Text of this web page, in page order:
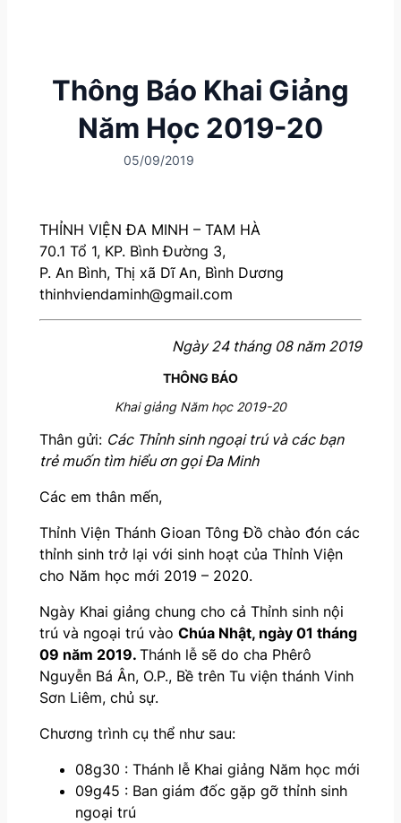
Thông Báo Khai Giảng
Năm Học 2019-20
05/09/2019
THỈNH VIỆN ĐA MINH – TAM HÀ
70.1 Tổ 1, KP. Bình Đường 3,
P. An Bình, Thị xã Dĩ An, Bình Dương
thinhviendaminh@gmail.com
Ngày 24 tháng 08 năm 2019
THÔNG BÁO
Khai giảng Năm học 2019-20
Thân gửi: Các Thỉnh sinh ngoại trú và các bạn
trẻ muốn tìm hiểu ơn gọi Đa Minh
Các em thân mến,
Thỉnh Viện Thánh Gioan Tông Đồ chào đón các
thỉnh sinh trở lại với sinh hoạt của Thỉnh Viện
cho Năm học mới 2019 – 2020.
Ngày Khai giảng chung cho cả Thỉnh sinh nội
trú và ngoại trú vào Chúa Nhật, ngày 01 tháng
09 năm 2019. Thánh lễ sẽ do cha Phêrô
Nguyễn Bá Ân, O.P., Bề trên Tu viện thánh Vinh
Sơn Liêm, chủ sự.
Chương trình cụ thể như sau:
08g30 : Thánh lễ Khai giảng Năm học mới
09g45 : Ban giám đốc gặp gỡ thỉnh sinh
ngoại trú